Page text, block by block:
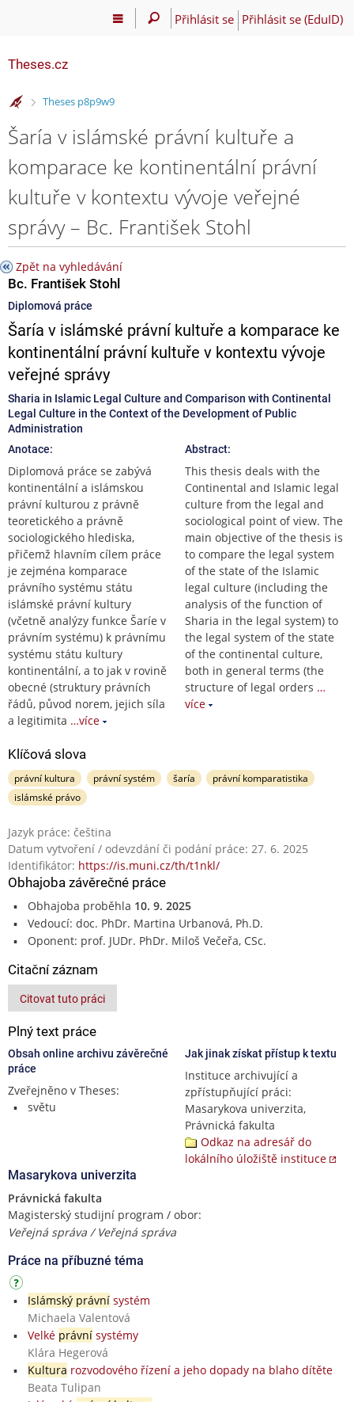
Přihlásit se Přihlásit se (EduID)
Theses.cz
>
Theses p8p9w9
Šaría v islámské právní kultuře a
komparace ke kontinentální právní
kultuře v kontextu vývoje veřejné
správy – Bc. František Stohl
Zpět na vyhledávání
Bc. František Stohl
Diplomová práce
Šaría v islámské právní kultuře a komparace ke
kontinentální právní kultuře v kontextu vývoje
veřejné správy
Sharia in Islamic Legal Culture and Comparison with Continental
Legal Culture in the Context of the Development of Public
Administration
Anotace:
Diplomová práce se zabývá
kontinentální a islámskou
právní kulturou z právně
teoretického a právně
sociologického hlediska,
přičemž hlavním cílem práce
je zejména komparace
právního systému státu
islámské právní kultury
(včetně analýzy funkce Šaríe v
právním systému) k právnímu
systému státu kultury
kontinentální, a to jak v rovině
obecné (struktury právních
řádů, původ norem, jejich síla
a legitimita …více
Abstract:
This thesis deals with the
Continental and Islamic legal
culture from the legal and
sociological point of view. The
main objective of the thesis is
to compare the legal system
of the state of the Islamic
legal culture (including the
analysis of the function of
Sharia in the legal system) to
the legal system of the state
of the continental culture,
both in general terms (the
structure of legal orders …
více
Klíčová slova
právní kultura právní systém šaría
právní komparatistika
islámské právo
Jazyk práce: čeština
Datum vytvoření / odevzdání či podání práce: 27. 6. 2025
Identifikátor: https://is.muni.cz/th/t1nkl/
Obhajoba závěrečné práce
Obhajoba proběhla 10. 9. 2025
Vedoucí: doc. PhDr. Martina Urbanová, Ph.D.
Oponent: prof. JUDr. PhDr. Miloš Večeřa, CSc.
Citační záznam
Citovat tuto práci
Plný text práce
Obsah online archivu závěrečné
práce
Zveřejněno v Theses:
světu
Jak jinak získat přístup k textu
Instituce archivující a
zpřístupňující práci:
Masarykova univerzita,
Právnická fakulta
Odkaz na adresář do
lokálního úložiště instituce
Masarykova univerzita
Právnická fakulta
Magisterský studijní program / obor:
Veřejná správa / Veřejná správa
Práce na příbuzné téma
Islámský právnísystém
Michaela Valentová
Velké právnísystémy
Klára Hegerová
Kultura rozvodového řízení a jeho dopady na blaho dítěte
Beata Tulipan